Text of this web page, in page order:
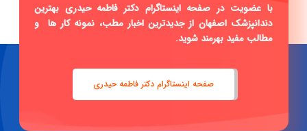
با عضویت در صفحه اینستاگرام دکتر فاطمه حیدری بهترین
دندانپزشک اصفهان از جدیدترین اخبار مطب، نمونه کار ها و
مطالب مفید بهرمند شوید.
صفحه اینستاگرام دکتر فاطمه حیدری